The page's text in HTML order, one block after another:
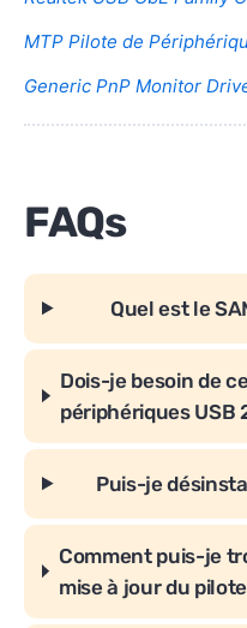
MTP Pilote de
Generic PnP Monitor
FAQs
Quel est le
Dois-je besoin de
périphériques USB
Puis-je
Comment puis-je
mise à jour du